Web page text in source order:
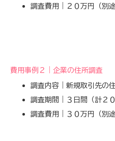
調査費用｜２０万円（別途
費用事例２｜企業の住所調査
調査内容｜新規取引先の
調査期間｜３日間（計２０
調査費用｜３０万円（別途